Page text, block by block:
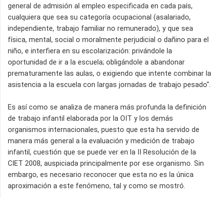
general de admisión al empleo especificada en cada país,
cualquiera que sea su categoría ocupacional (asalariado,
independiente, trabajo familiar no remunerado), y que sea
física, mental, social o moralmente perjudicial o dañino para el
niño, e interfiera en su escolarización: privándole la
oportunidad de ir a la escuela; obligándole a abandonar
prematuramente las aulas, o exigiendo que intente combinar la
asistencia a la escuela con largas jornadas de trabajo pesado".
Es así como se analiza de manera más profunda la definición
de trabajo infantil elaborada por la OIT y los demás
organismos internacionales, puesto que esta ha servido de
manera más general a la evaluación y medición de trabajo
infantil, cuestión que se puede ver en la II Resolución de la
CIET 2008, auspiciada principalmente por ese organismo. Sin
embargo, es necesario reconocer que esta no es la única
aproximación a este fenómeno, tal y como se mostró.